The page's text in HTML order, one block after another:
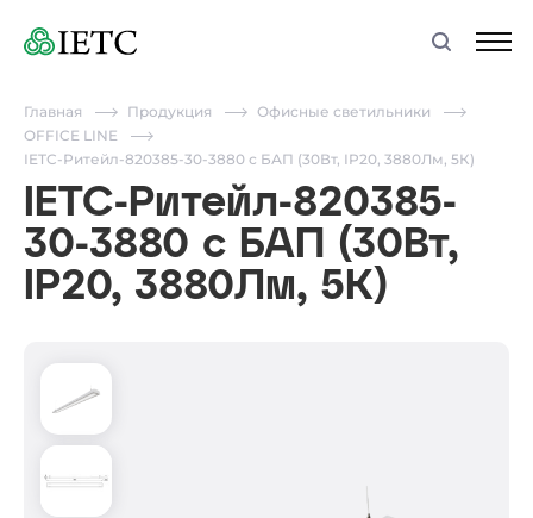
Главная Продукция
Офисные светильники
OFFICE LINE
IETC-Ритейл-820385-30-3880 с БАП (30Вт, IP20, 3880Лм, 5К)
IETC-Ритейл-820385-
30-3880 с БАП (30Вт,
IP20, 3880Лм, 5К)